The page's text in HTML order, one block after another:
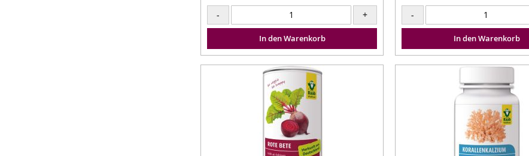
- +
In den Warenkorb
-
In den Warenkorb